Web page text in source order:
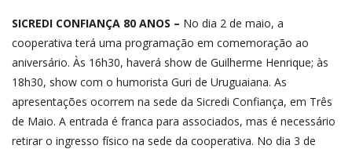
SICREDI CONFIANÇA 80 ANOS – No dia 2 de maio, a
cooperativa terá uma programação em comemoração ao
aniversário. Às 16h30, haverá show de Guilherme Henrique; às
18h30, show com o humorista Guri de Uruguaiana. As
apresentações ocorrem na sede da Sicredi Confiança, em Três
de Maio. A entrada é franca para associados, mas é necessário
retirar o ingresso físico na sede da cooperativa. No dia 3 de